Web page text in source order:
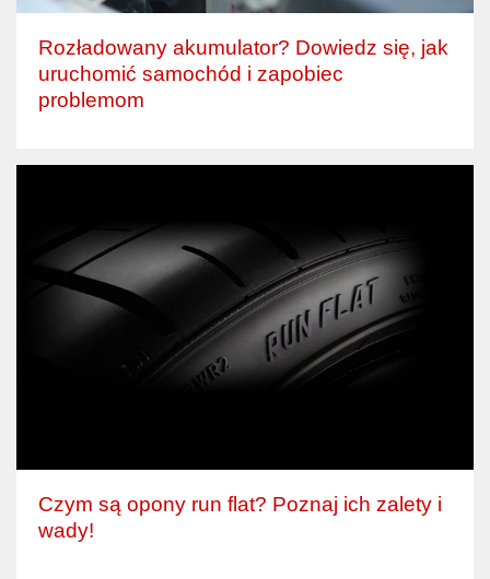
Rozładowany akumulator? Dowiedz się, jak
uruchomić samochód i zapobiec
problemom
Czym są opony run flat? Poznaj ich zalety i
wady!